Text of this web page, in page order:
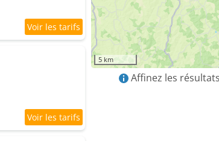
5 km
Affinez les